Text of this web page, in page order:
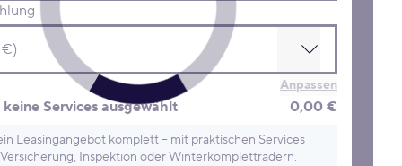
Anpassen
Services ausgewählt 0,00 €
Leasingangebot komplett – mit praktischen Services
Inspektion oder Winterkompletträdern.